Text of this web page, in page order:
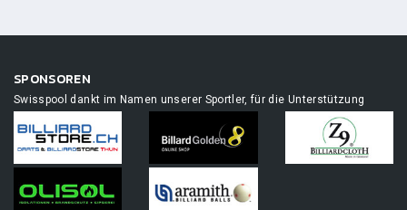
SPONSOREN
Swisspool dankt im Namen unserer Sportler, für die Unterstützung